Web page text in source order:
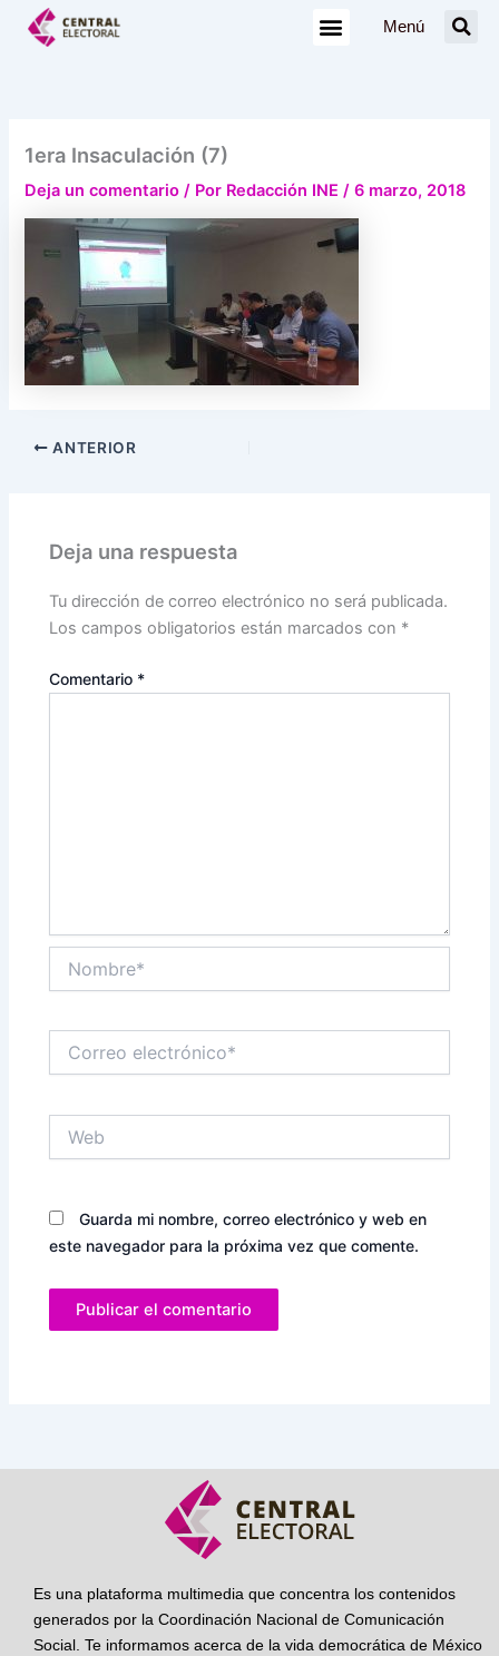
Menú
1era Insaculación (7)
Deja un comentario / Por Redacción INE/6 marzo, 2018
ANTERIOR
Deja una respuesta
Tu dirección de correo electrónico no será publicada.
Los campos obligatorios están marcados con *
Comentario *
electrónico*
Guarda mi nombre, correo electrónico y web en
este navegador para la próxima vez que comente.
Es una plataforma multimedia que concentra los contenidos
generados por la Coordinación Nacional de Comunicación
Social. Te informamos acerca de la vida democrática de México